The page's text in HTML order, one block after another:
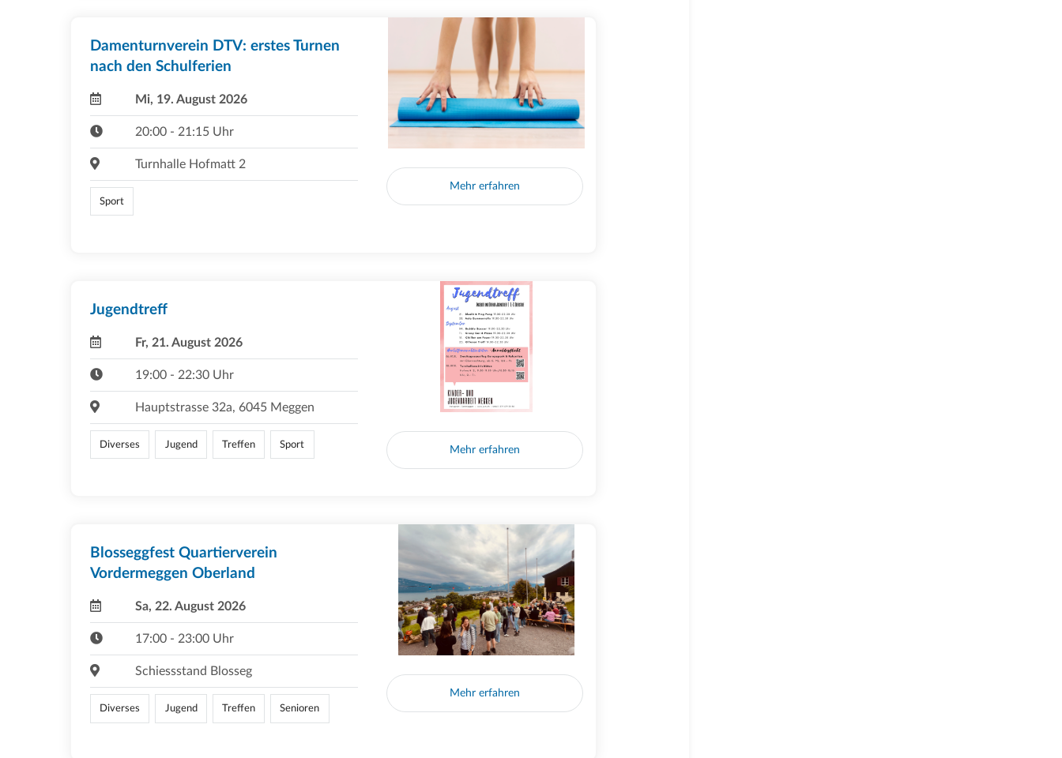
Damenturnverein DTV: erstes Turnen
nach den Schulferien
Mi, 19. August 2026
20:00 - 21:15 Uhr
Turnhalle Hofmatt 2
Sport
Mehr erfahren
Jugendtreff
Fr, 21. August 2026
19:00 - 22:30 Uhr
Hauptstrasse 32a, 6045 Meggen
Diverses Jugend Treffen Sport Mehr erfahren
Blosseggfest Quartierverein
Vordermeggen Oberland
Sa, 22. August 2026
17:00 - 23:00 Uhr
Schiessstand Blosseg
Diverses Jugend Treffen Senioren
Mehr erfahren